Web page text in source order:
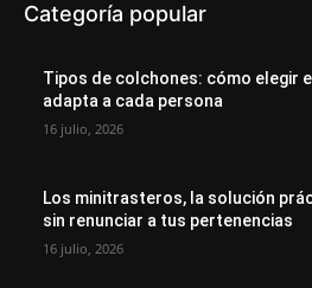
Categoría popular
Tipos de colchones: cómo elegir
adapta a cada persona
16 julio, 2026
Los minitrasteros, la solución
sin renunciar a tus pertenencias
16 julio, 2026